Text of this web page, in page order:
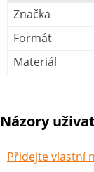
Značka
Formát
Materiál
Názory
Přidejte vlastní